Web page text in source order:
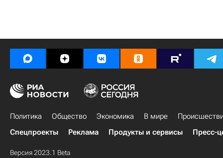
Политика Общество Экономика В мире
Спецпроекты
Реклама Продукты и сервисы Пресс-
Версия 2023.1 Beta